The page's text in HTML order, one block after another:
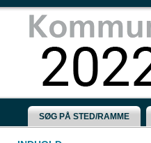
SØG PÅ STED/RAMME